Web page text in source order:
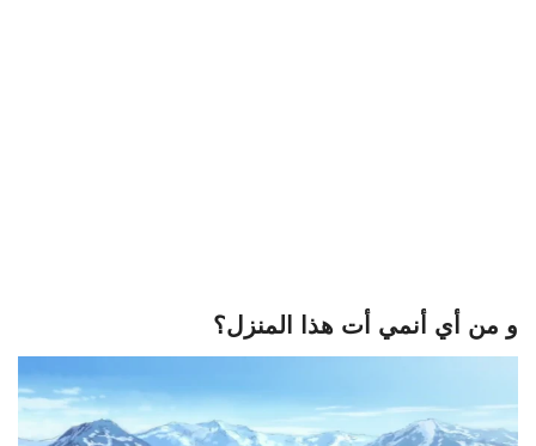
و من أي أنمي أت هذا المنزل؟